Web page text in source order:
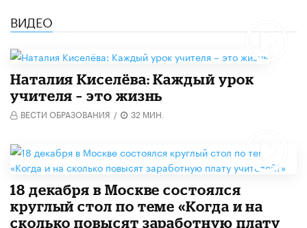
ВИДЕО
Наталия Киселёва: Каждый урок
учителя – это жизнь
ВЕСТИ ОБРАЗОВАНИЯ / 32 МИН.
18 декабря в Москве состоялся
круглый стол по теме «Когда и на
сколько повысят заработную плату